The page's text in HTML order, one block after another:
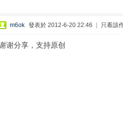
m6ok 發表於 2012-6-20 22:46 只看該
谢分享，支持原创